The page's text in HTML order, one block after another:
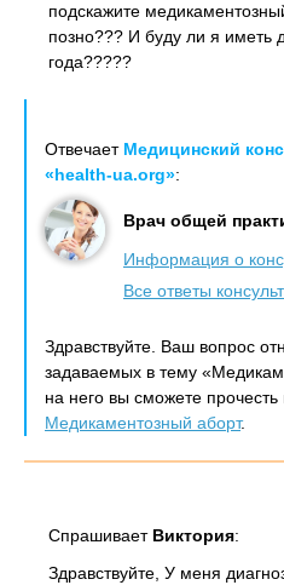
подскажите
позно??? И буду ли я иметь
года?????
Отвечает Медицинский
«health-ua.org»:
Врач общей
Информация о
Все ответы
Здравствуйте. Ваш вопрос
задаваемых в тему
на него вы сможете прочесть
Медикаментозный аборт.
Спрашивает Виктория:
Здравствуйте, У меня